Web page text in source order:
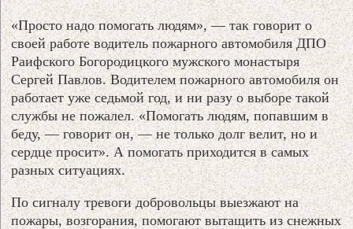
«Просто надо помогать людям», — так говорит о
своей работе водитель пожарного автомобиля ДПО
Раифского Богородицкого мужского монастыря
Сергей Павлов. Водителем пожарного автомобиля он
работает уже седьмой год, и ни разу о выборе такой
службы не пожалел. «Помогать людям, попавшим в
беду, — говорит он, — не только долг велит, но и
сердце просит». А помогать приходится в самых
разных ситуациях.
По сигналу тревоги добровольцы выезжают на
пожары, возгорания, помогают вытащить из снежных